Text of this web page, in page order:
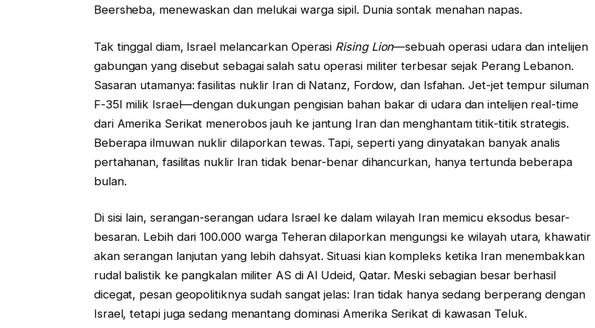
Beersheba, menewaskan dan melukai warga sipil. Dunia sontak menahan napas.
Tak tinggal diam, Israel melancarkan Operasi Rising Lion—sebuah operasi udara dan intelijen
gabungan yang disebut sebagai salah satu operasi militer terbesar sejak Perang Lebanon.
Sasaran utamanya: fasilitas nuklir Iran di Natanz, Fordow, dan Isfahan. Jet-jet tempur siluman
F-35I milik Israel—dengan dukungan pengisian bahan bakar di udara dan intelijen real-time
dari Amerika Serikat menerobos jauh ke jantung Iran dan menghantam titik-titik strategis.
Beberapa ilmuwan nuklir dilaporkan tewas. Tapi, seperti yang dinyatakan banyak analis
pertahanan, fasilitas nuklir Iran tidak benar-benar dihancurkan, hanya tertunda beberapa
bulan.
Di sisi lain, serangan-serangan udara Israel ke dalam wilayah Iran memicu eksodus besar-
besaran. Lebih dari 100.000 warga Teheran dilaporkan mengungsi ke wilayah utara, khawatir
akan serangan lanjutan yang lebih dahsyat. Situasi kian kompleks ketika Iran menembakkan
rudal balistik ke pangkalan militer AS di Al Udeid, Qatar. Meski sebagian besar berhasil
dicegat, pesan geopolitiknya sudah sangat jelas: Iran tidak hanya sedang berperang dengan
Israel, tetapi juga sedang menantang dominasi Amerika Serikat di kawasan Teluk.